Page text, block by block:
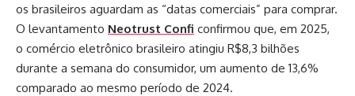
os brasileiros aguardam as “datas comerciais” para comprar.
O levantamento Neotrust Confi confirmou que, em 2025,
o comércio eletrônico brasileiro atingiu R$8,3 bilhões
durante a semana do consumidor, um aumento de 13,6%
comparado ao mesmo período de 2024.